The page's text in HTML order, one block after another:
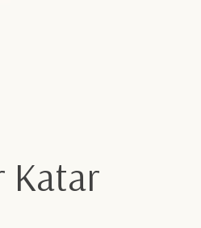
Katar